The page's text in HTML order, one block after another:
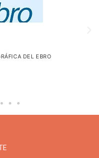
DEL EBRO